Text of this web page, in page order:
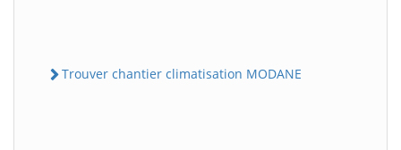
Trouver chantier climatisation MODANE